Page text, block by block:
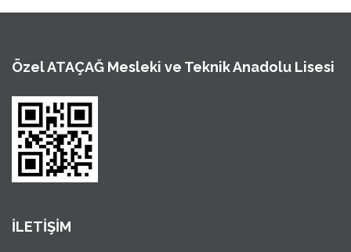
Özel ATAÇAĞ Mesleki ve Teknik Anadolu Lisesi
İLETİŞİM